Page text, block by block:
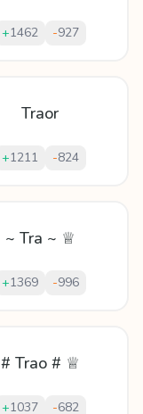
+1462 -927
Traor
+1211 -824
~ Tra ~ ♕
+1369 -996
# Trao # ♕
+1037 -682